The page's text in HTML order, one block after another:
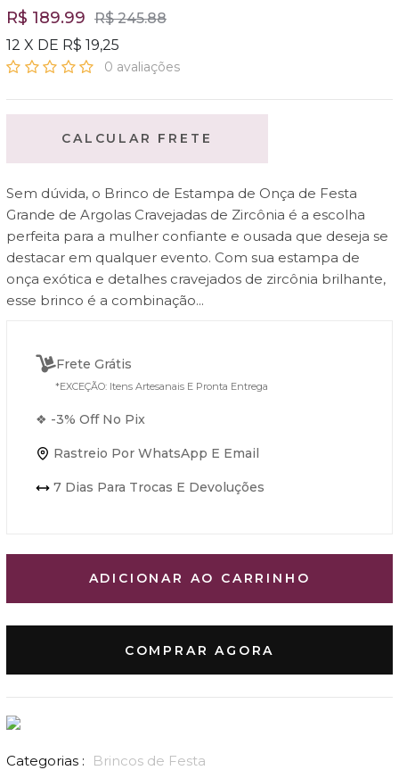
R$ 189.99 R$ 245.88
12 X DE R$ 19,25
0 avaliações
CALCULAR FRETE
Sem dúvida, o Brinco de Estampa de Onça de Festa
Grande de Argolas Cravejadas de Zircônia é a escolha
perfeita para a mulher confiante e ousada que deseja se
destacar em qualquer evento. Com sua estampa de
onça exótica e detalhes cravejados de zircônia brilhante,
esse brinco é a combinação...
Frete Grátis
*EXCEÇÃO: Itens Artesanais E Pronta Entrega
❖ -3% Off No Pix
Rastreio Por WhatsApp E Email
7 Dias Para Trocas E Devoluções
ADICIONAR AO CARRINHO
COMPRAR AGORA
Categorias : Brincos de Festa